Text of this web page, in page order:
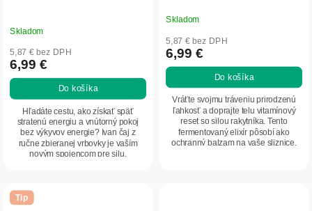
Skladom
5,87 € bez DPH
6,99 €
Do košíka
Hľadáte cestu, ako získať späť
stratenú energiu a vnútorný pokoj
bez výkyvov energie? Ivan čaj z
ručne zbieranej vrbovky je vaším
novým spojencom pre silu,
Priemerné
hodnotenie
produktu
je
5,0
hviezdičiek.
Skladom
5,87 € bez DPH
6,99 €
Do košíka
Vráťte svojmu tráveniu prirodzenú
ľahkosť a doprajte telu vitamínový
reset so silou rakytníka. Tento
fermentovaný elixír pôsobí ako
ochranný balzam na vaše sliznice,
Tip